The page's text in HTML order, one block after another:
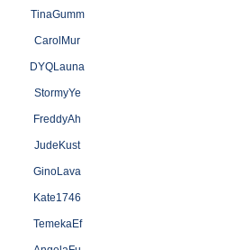
TinaGumm
CarolMur
DYQLauna
StormyYe
FreddyAh
JudeKust
GinoLava
Kate1746
TemekaEf